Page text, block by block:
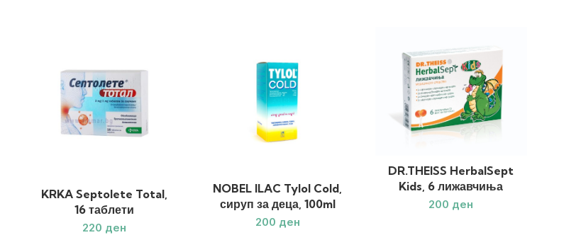
KRKA Septolete Total,
16 таблети
ден
NOBEL ILAC Tylol Cold,
сируп за деца, 100ml
ден
DR.THEISS HerbalSept
Kids, 6 лижавчиња
ден